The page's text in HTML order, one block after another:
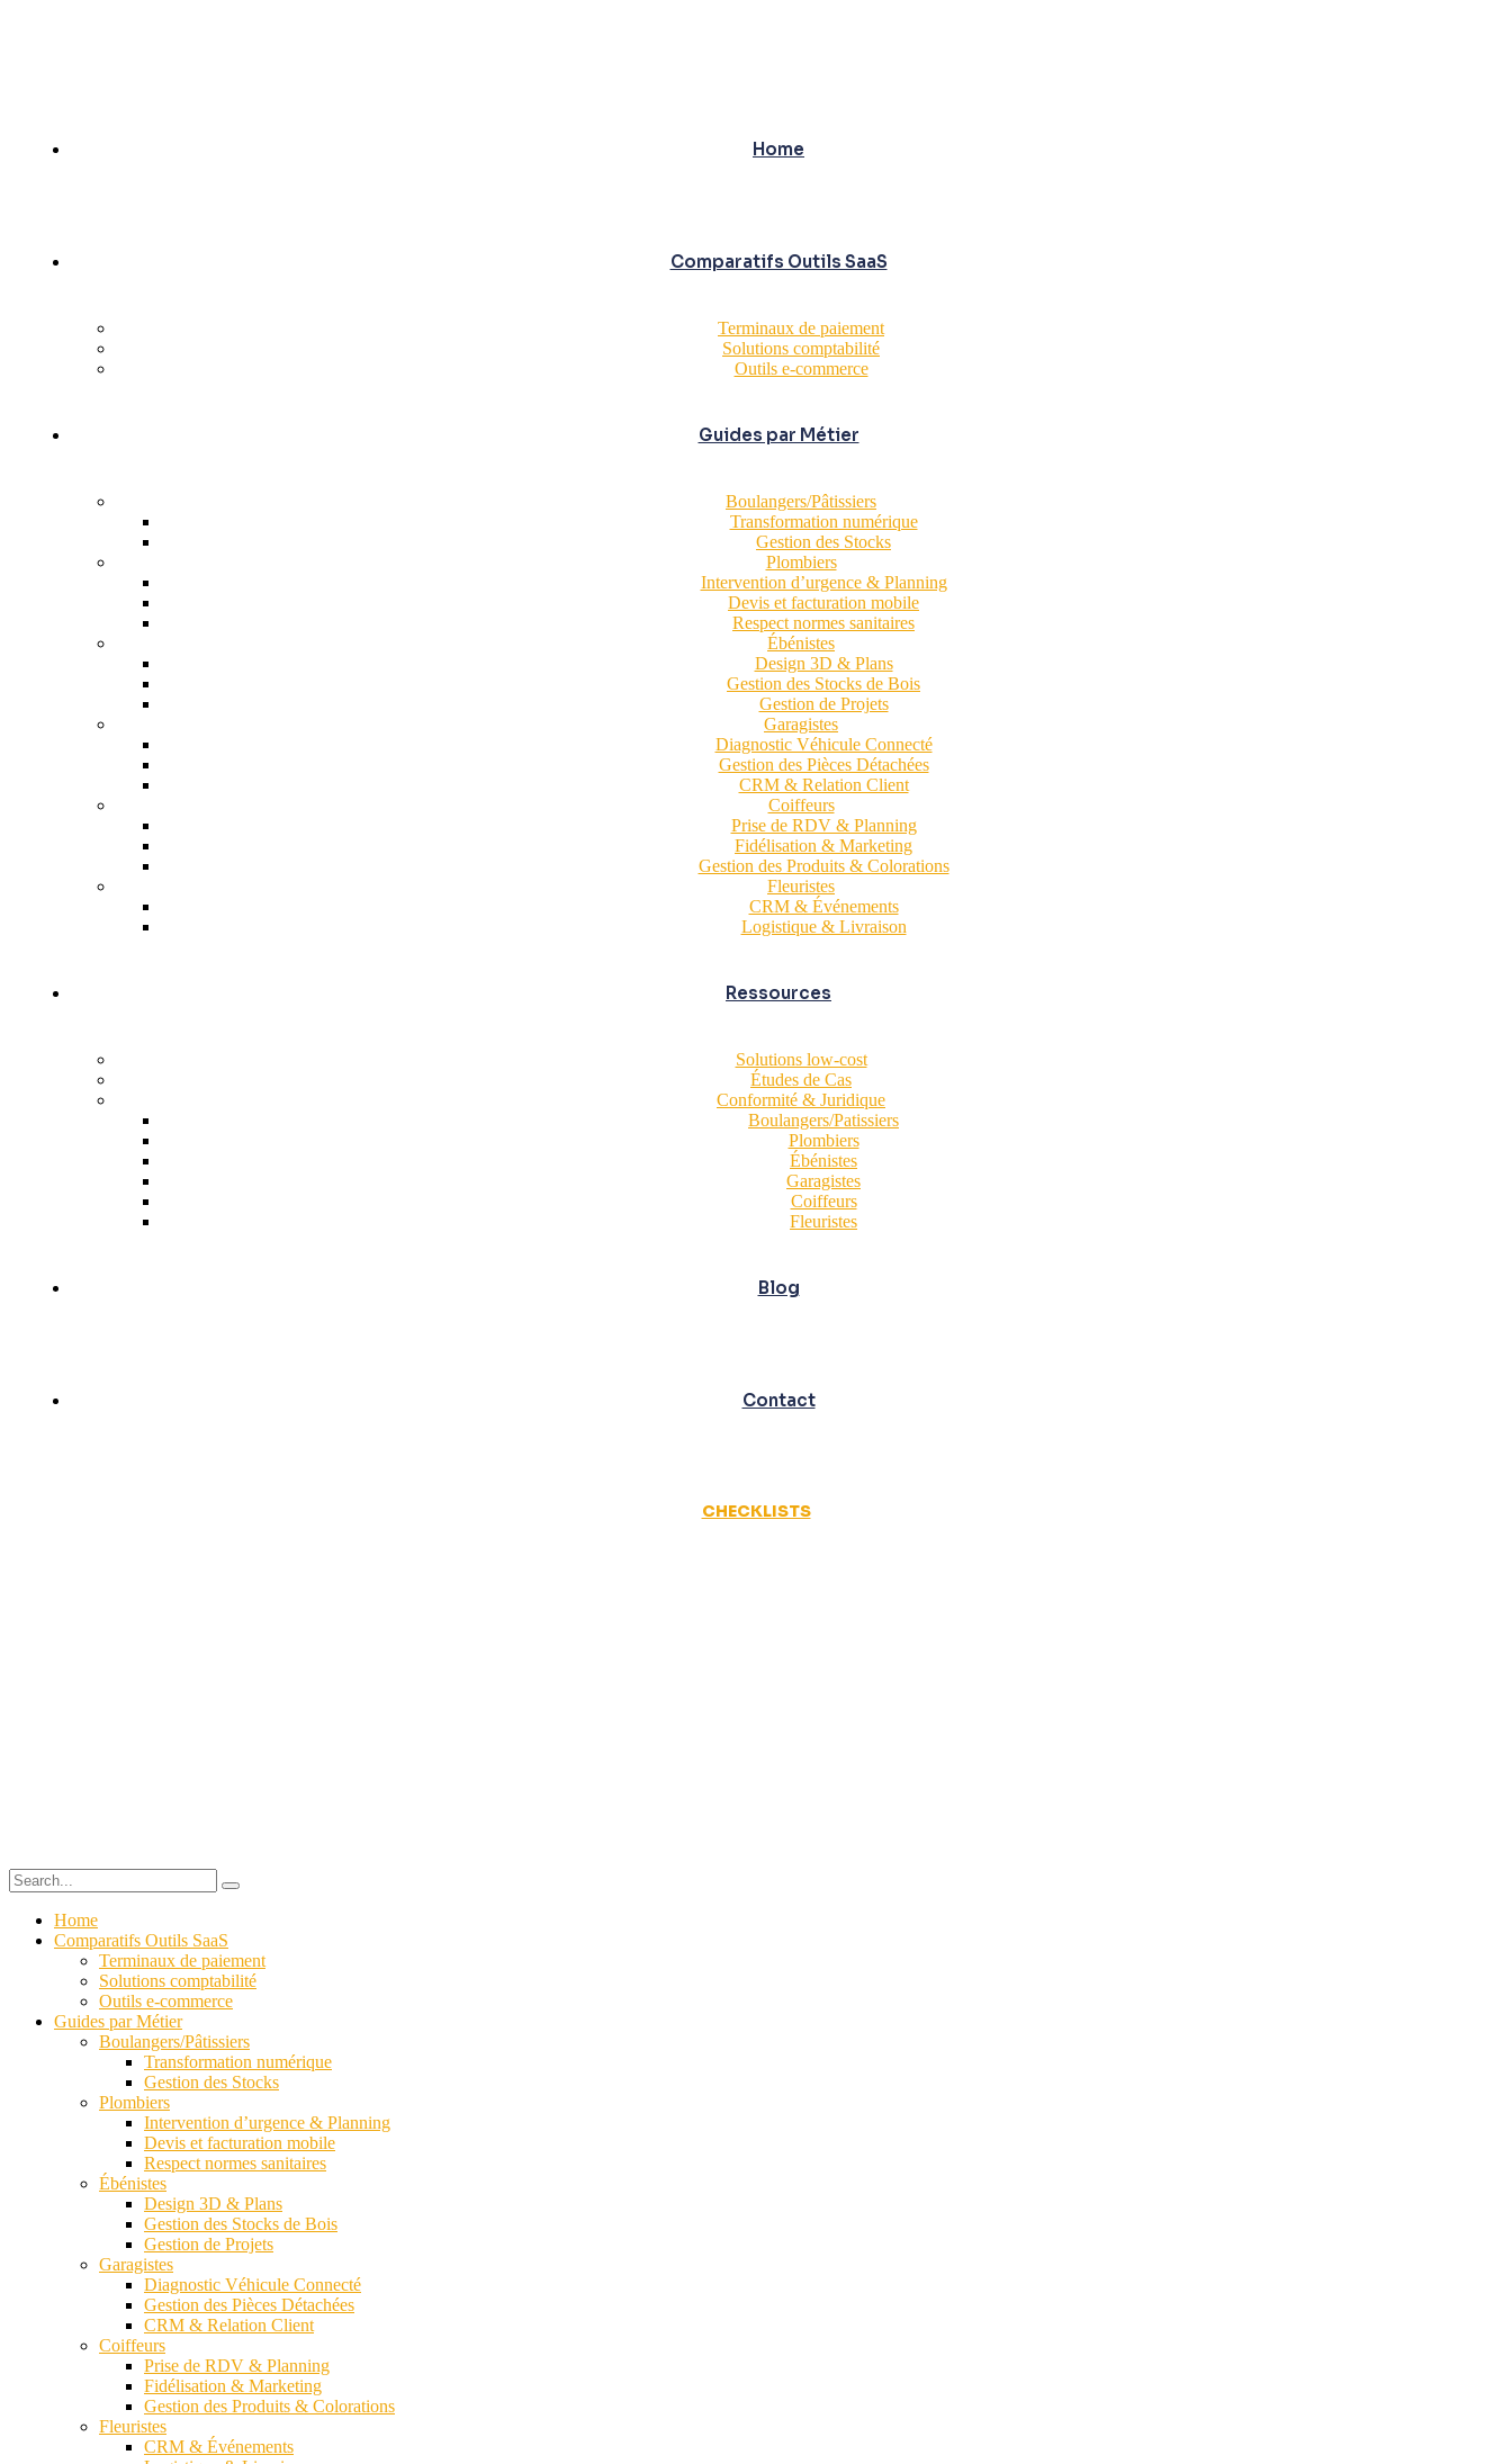
Home
Comparatifs Outils SaaS
Terminaux de paiement
Solutions comptabilité
Outils e-commerce
Guides par Métier
Boulangers/Pâtissiers
Transformation numérique
Gestion des Stocks
Plombiers
Intervention d’urgence & Planning
Devis et facturation mobile
Respect normes sanitaires
Ébénistes
Design 3D & Plans
Gestion des Stocks de Bois
Gestion de Projets
Garagistes
Diagnostic Véhicule Connecté
Gestion des Pièces Détachées
CRM & Relation Client
Coiffeurs
Prise de RDV & Planning
Fidélisation & Marketing
Gestion des Produits & Colorations
Fleuristes
CRM & Événements
Logistique & Livraison
Ressources
Solutions low-cost
Études de Cas
Conformité & Juridique
Boulangers/Patissiers
Plombiers
Ébénistes
Garagistes
Coiffeurs
Fleuristes
Blog
Contact
CHECKLISTS
Home
Comparatifs Outils SaaS
Terminaux de paiement
Solutions comptabilité
Outils e-commerce
Guides par Métier
Boulangers/Pâtissiers
Transformation numérique
Gestion des Stocks
Plombiers
Intervention d’urgence & Planning
Devis et facturation mobile
Respect normes sanitaires
Ébénistes
Design 3D & Plans
Gestion des Stocks de Bois
Gestion de Projets
Garagistes
Diagnostic Véhicule Connecté
Gestion des Pièces Détachées
CRM & Relation Client
Coiffeurs
Prise de RDV & Planning
Fidélisation & Marketing
Gestion des Produits & Colorations
Fleuristes
CRM & Événements